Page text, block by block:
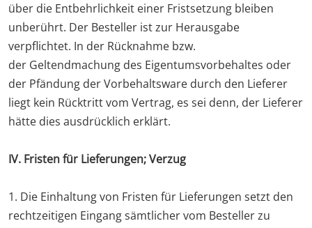
über die Entbehrlichkeit einer Fristsetzung bleiben
unberührt. Der Besteller ist zur Herausgabe
verpflichtet. In der Rücknahme bzw.
der Geltendmachung des Eigentumsvorbehaltes oder
der Pfändung der Vorbehaltsware durch den Lieferer
liegt kein Rücktritt vom Vertrag, es sei denn, der Lieferer
hätte dies ausdrücklich erklärt.
IV. Fristen für Lieferungen; Verzug
1. Die Einhaltung von Fristen für Lieferungen setzt den
rechtzeitigen Eingang sämtlicher vom Besteller zu